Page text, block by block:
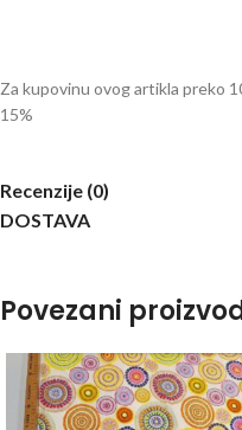
Za kupovinu ovog artikla preko
15%
Recenzije (0)
DOSTAVA
Povezani